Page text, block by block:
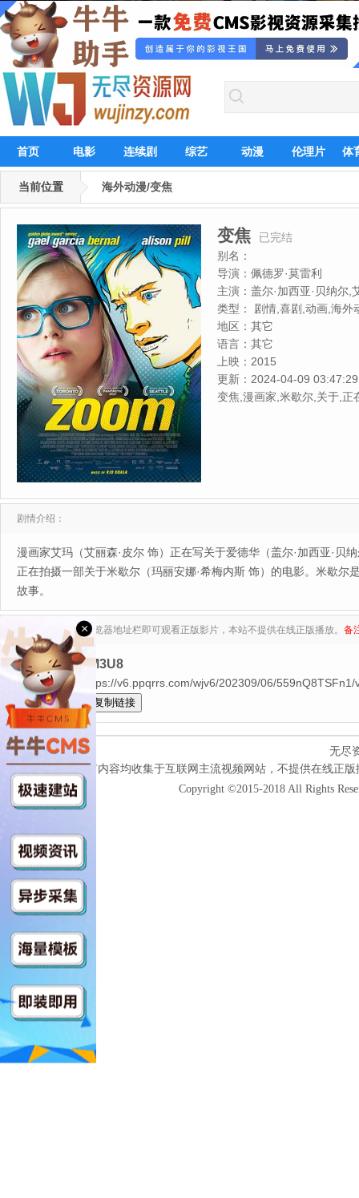
首页 电影 连续剧 综艺 动漫 伦理片 体
当前位置 海外动漫/变焦
变焦
已完结
别名：
导演： 佩德罗·莫雷利
主演： 盖尔·加西亚·贝纳尔,
森·普雷斯利,泰勒·莱伯恩,
艾克朗德,珍妮弗·厄文
类型：
剧情,喜剧,动画,海外
地区： 其它
语言： 其它
上映： 2015
更新： 2024-04-09 03:47:29
变焦,漫画家,米歇尔,关于,正
剧情介绍：
漫画家艾玛（艾丽森·皮尔 饰）正在写关于爱德华（盖尔·加西亚·
正在拍摄一部关于米歇尔（玛丽安娜·希梅内斯 饰）的电影。米歇
故事。
复制下列地址至浏览器地址栏即可观看正版影片，本站不提供在线正版播放。 备
来源：无尽M3U8
第01集$https://v6.ppqrrs.com/wjv6/202309/06/559nQ8TSFn1/
全选
无尽
本网站所有内容均收集于互联网主流视频网站，不提供在线正
Copyright ©2015-2018 All Rights
×